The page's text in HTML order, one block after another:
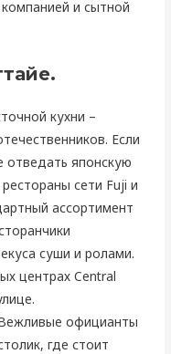
и сытной
кухни –
Если
отведать японскую
сети Fuji и
ассортимент
суши и ролами.
центрах Central
Вежливые официанты
где стоит